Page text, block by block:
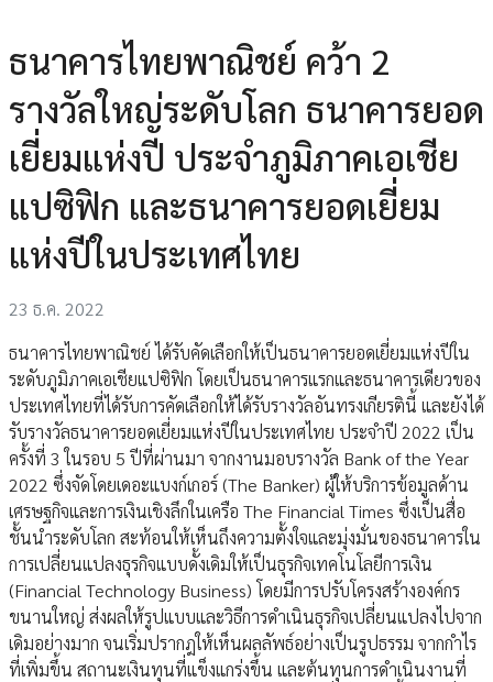
ธนาคารไทยพาณิชย์ คว้า 2
รางวัลใหญ่ระดับโลก ธนาคารยอด
เยี่ยมแห่งปี ประจำภูมิภาคเอเชีย
แปซิฟิก และธนาคารยอดเยี่ยม
แห่งปีในประเทศไทย
23 ธ.ค. 2022
ธนาคารไทยพาณิชย์ ได้รับคัดเลือกให้เป็นธนาคารยอดเยี่ยมแห่งปีใน
ระดับภูมิภาคเอเชียแปซิฟิก โดยเป็นธนาคารแรกและธนาคารเดียวของ
ประเทศไทยที่ได้รับการคัดเลือกให้ได้รับรางวัลอันทรงเกียรตินี้ และยังได้
รับรางวัลธนาคารยอดเยี่ยมแห่งปีในประเทศไทย ประจำปี 2022 เป็น
ครั้งที่ 3 ในรอบ 5 ปีที่ผ่านมา จากงานมอบรางวัล Bank of the Year
2022 ซึ่งจัดโดยเดอะแบงก์เกอร์ (The Banker) ผู้ให้บริการข้อมูลด้าน
เศรษฐกิจและการเงินเชิงลึกในเครือ The Financial Times ซึ่งเป็นสื่อ
ชั้นนำระดับโลก สะท้อนให้เห็นถึงความตั้งใจและมุ่งมั่นของธนาคารใน
การเปลี่ยนแปลงธุรกิจแบบดั้งเดิมให้เป็นธุรกิจเทคโนโลยีการเงิน
(Financial Technology Business) โดยมีการปรับโครงสร้างองค์กร
ขนานใหญ่ ส่งผลให้รูปแบบและวิธีการดำเนินธุรกิจเปลี่ยนแปลงไปจาก
เดิมอย่างมาก จนเริ่มปรากฎให้เห็นผลลัพธ์อย่างเป็นรูปธรรม จากกำไร
ที่เพิ่มขึ้น สถานะเงินทุนที่แข็งแกร่งขึ้น และต้นทุนการดำเนินงานที่